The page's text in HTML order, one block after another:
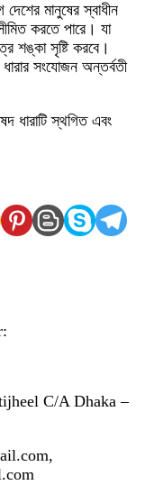
মানুষের স্বাধীন
করতে পারে। যা
শঙ্কা সৃষ্টি করবে।
সংযোজন অন্তর্বতী
ধারাটি স্থগিত এবং
C/A Dhaka –